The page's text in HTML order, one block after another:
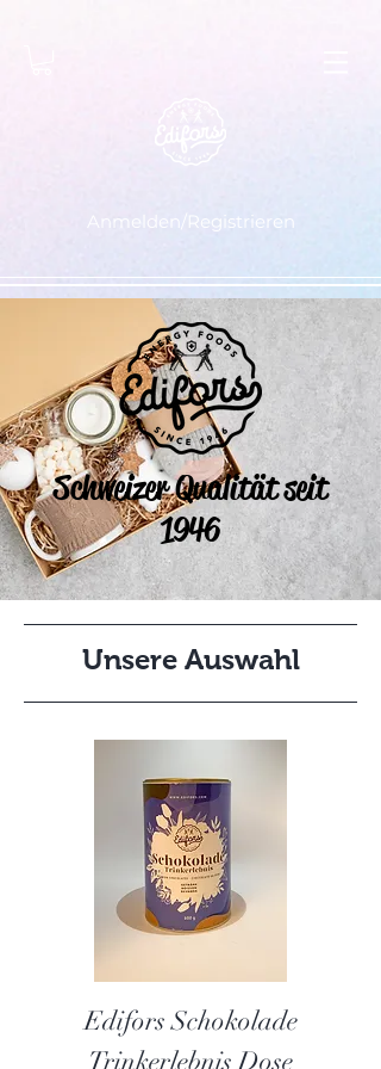
Anmelden/Registrieren
Schweizer Qualität seit
1946
Unsere Auswahl
Edifors Schokolade
Trinkerlebnis Dose